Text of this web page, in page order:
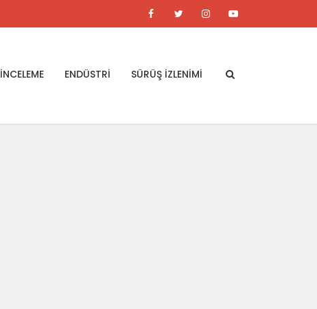
İNCELEME ENDÜSTRİ SÜRÜŞ İZLENİMİ